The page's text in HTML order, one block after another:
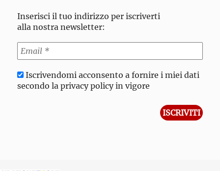
Inserisci il tuo indirizzo per iscriverti
alla nostra newsletter:
Iscrivendomi acconsento a fornire i miei dati
secondo la privacy policy in vigore